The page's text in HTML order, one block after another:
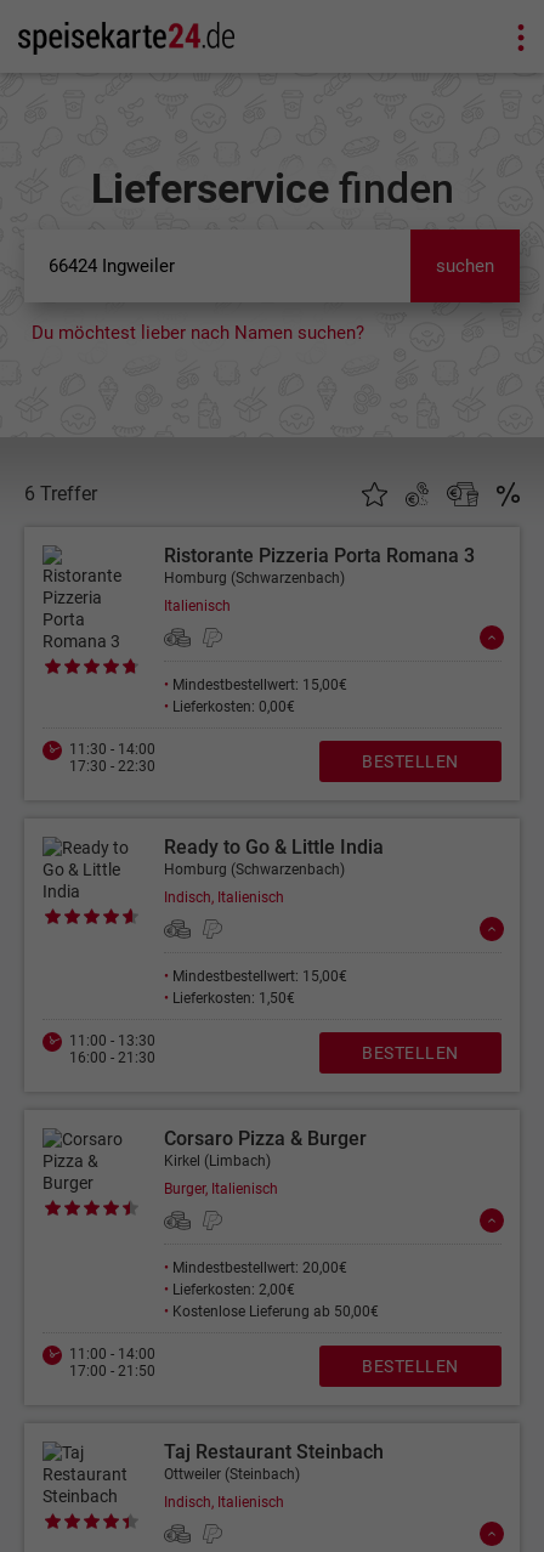
Lieferservicefinden
suchen
Du möchtest lieber nach Namen suchen?
6 Treffer
Ristorante Pizzeria Porta Romana 3
Homburg (Schwarzenbach)
Italienisch
• Mindestbestellwert: 15,00€
• Lieferkosten: 0,00€
11:30 - 14:00
17:30 - 22:30
BESTELLEN
Ready to Go & Little India
Homburg (Schwarzenbach)
Indisch, Italienisch
• Mindestbestellwert: 15,00€
• Lieferkosten: 1,50€
11:00 - 13:30
16:00 - 21:30
BESTELLEN
Corsaro Pizza & Burger
Kirkel (Limbach)
Burger, Italienisch
• Mindestbestellwert: 20,00€
• Lieferkosten: 2,00€
• Kostenlose Lieferung ab 50,00€
11:00 - 14:00
17:00 - 21:50
BESTELLEN
Taj Restaurant Steinbach
Ottweiler (Steinbach)
Indisch, Italienisch